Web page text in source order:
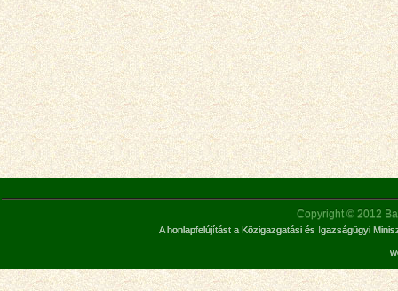
Copyright © 2012
A honlapfelújítást a Közigazgatási és Igazságügyi